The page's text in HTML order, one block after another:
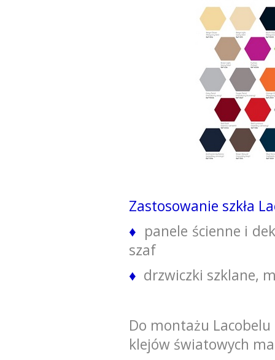
Zastosowanie szkła
♦ panele ścienne i
szaf
♦ drzwiczki szklane,
Do montażu
klejów światowych